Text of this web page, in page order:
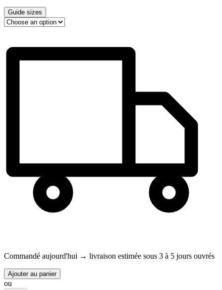
Guide sizes
Commandé aujourd'hui → livraison estimée sous 3 à 5 jours ouvrés
Ajouter au panier
ou